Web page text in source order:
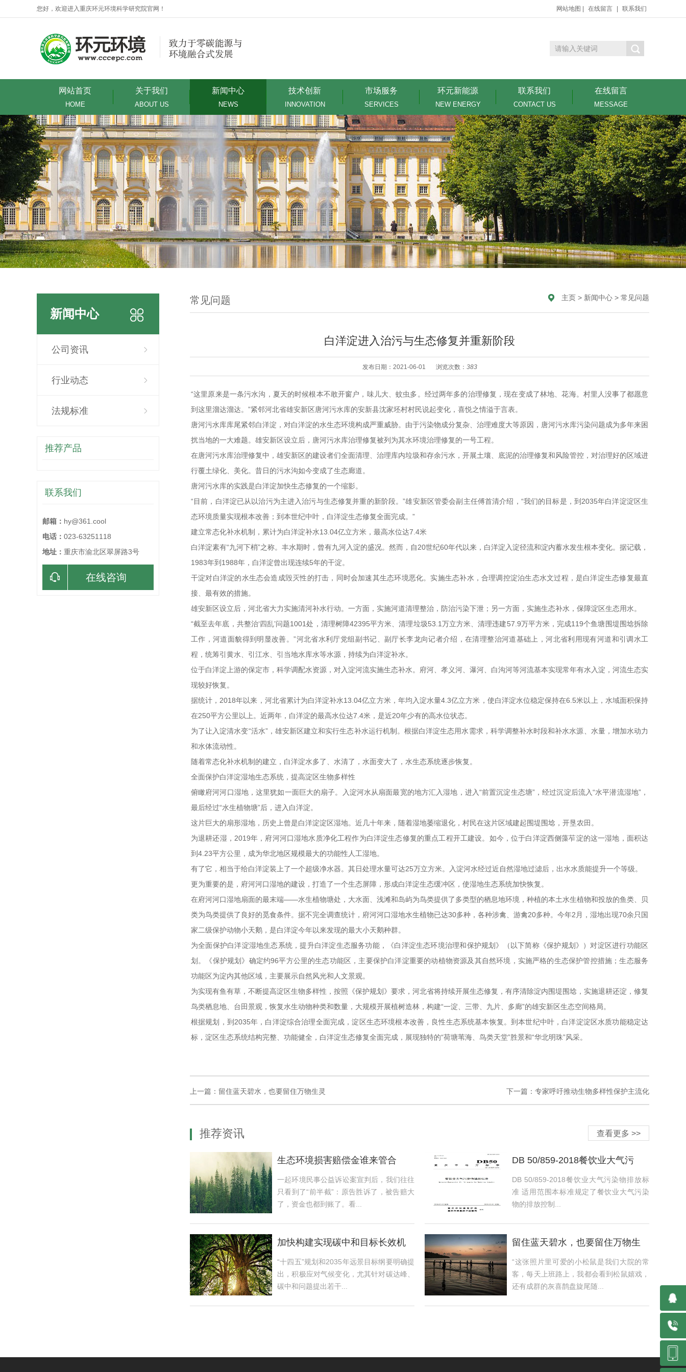
您好，欢迎进入重庆环元环境科学研究院官网！ 网站地图 在线留言 联系我们
网站首页
HOME
关于我们
ABOUT US
新闻中心
NEWS
技术创新
INNOVATION
市场服务
SERVICES
环元新能源
NEW ENERGY
联系我们
CONTACT US
在线留言
MESSAGE
新闻中心
公司资讯
行业动态
法规标准
推荐产品
联系我们
邮箱： hy@361.cool
电话： 023-63251118
地址： 重庆市渝北区翠屏路3号
在线咨询
主页 > 新闻中心 > 常见问题
常见问题
白洋淀进入治污与生态修复并重新阶段
发布日期：2021-06-01 浏览次数： 383
“这里原来是一条污水沟，夏天的时候根本不敢开窗户，味儿大、蚊虫多。经过两年多的治理修复，现在变成了林地、花海。村里人没事了都愿意
到这里溜达溜达。”紧邻河北省雄安新区唐河污水库的安新县沈家坯村村民说起变化，喜悦之情溢于言表。
唐河污水库库尾紧邻白洋淀，对白洋淀的水生态环境构成严重威胁。由于污染物成分复杂、治理难度大等原因，唐河污水库污染问题成为多年来困
扰当地的一大难题。雄安新区设立后，唐河污水库治理修复被列为其水环境治理修复的一号工程。
在唐河污水库治理修复中，雄安新区的建设者们全面清理、治理库内垃圾和存余污水，开展土壤、底泥的治理修复和风险管控，对治理好的区域进
行覆土绿化、美化。昔日的污水沟如今变成了生态廊道。
唐河污水库的实践是白洋淀加快生态修复的一个缩影。
“目前，白洋淀已从以治污为主进入治污与生态修复并重的新阶段。”雄安新区管委会副主任傅首清介绍，“我们的目标是，到2035年白洋淀淀区生
态环境质量实现根本改善；到本世纪中叶，白洋淀生态修复全面完成。”
建立常态化补水机制，累计为白洋淀补水13.04亿立方米，最高水位达7.4米
白洋淀素有“九河下梢”之称。丰水期时，曾有九河入淀的盛况。然而，自20世纪60年代以来，白洋淀入淀径流和淀内蓄水发生根本变化。据记载，
1983年到1988年，白洋淀曾出现连续5年的干淀。
干淀对白洋淀的水生态会造成毁灭性的打击，同时会加速其生态环境恶化。实施生态补水，合理调控淀泊生态水文过程，是白洋淀生态修复最直
接、最有效的措施。
雄安新区设立后，河北省大力实施清河补水行动。一方面，实施河道清理整治，防治污染下泄；另一方面，实施生态补水，保障淀区生态用水。
“截至去年底，共整治‘四乱’问题1001处，清理树障42395平方米、清理垃圾53.1万立方米、清理违建57.9万平方米，完成119个鱼塘围堤围埝拆除
工作，河道面貌得到明显改善。”河北省水利厅党组副书记、副厅长李龙向记者介绍，在清理整治河道基础上，河北省利用现有河道和引调水工
程，统筹引黄水、引江水、引当地水库水等水源，持续为白洋淀补水。
位于白洋淀上游的保定市，科学调配水资源，对入淀河流实施生态补水。府河、孝义河、瀑河、白沟河等河流基本实现常年有水入淀，河流生态实
现较好恢复。
据统计，2018年以来，河北省累计为白洋淀补水13.04亿立方米，年均入淀水量4.3亿立方米，使白洋淀水位稳定保持在6.5米以上，水域面积保持
在250平方公里以上。近两年，白洋淀的最高水位达7.4米，是近20年少有的高水位状态。
为了让入淀清水变“活水”，雄安新区建立和实行生态补水运行机制。根据白洋淀生态用水需求，科学调整补水时段和补水水源、水量，增加水动力
和水体流动性。
随着常态化补水机制的建立，白洋淀水多了、水清了，水面变大了，水生态系统逐步恢复。
全面保护白洋淀湿地生态系统，提高淀区生物多样性
俯瞰府河河口湿地，这里犹如一面巨大的扇子。入淀河水从扇面最宽的地方汇入湿地，进入“前置沉淀生态塘”，经过沉淀后流入“水平潜流湿地”，
最后经过“水生植物塘”后，进入白洋淀。
这片巨大的扇形湿地，历史上曾是白洋淀淀区湿地。近几十年来，随着湿地萎缩退化，村民在这片区域建起围堤围埝，开垦农田。
为退耕还湿，2019年，府河河口湿地水质净化工程作为白洋淀生态修复的重点工程开工建设。如今，位于白洋淀西侧藻苲淀的这一湿地，面积达
到4.23平方公里，成为华北地区规模最大的功能性人工湿地。
有了它，相当于给白洋淀装上了一个超级净水器。其日处理水量可达25万立方米。入淀河水经过近自然湿地过滤后，出水水质能提升一个等级。
更为重要的是，府河河口湿地的建设，打造了一个生态屏障，形成白洋淀生态缓冲区，使湿地生态系统加快恢复。
在府河河口湿地扇面的最末端——水生植物塘处，大水面、浅滩和岛屿为鸟类提供了多类型的栖息地环境，种植的本土水生植物和投放的鱼类、贝
类为鸟类提供了良好的觅食条件。据不完全调查统计，府河河口湿地水生植物已达30多种，各种涉禽、游禽20多种。今年2月，湿地出现70余只国
家二级保护动物小天鹅，是白洋淀今年以来发现的最大小天鹅种群。
为全面保护白洋淀湿地生态系统，提升白洋淀生态服务功能，《白洋淀生态环境治理和保护规划》（以下简称《保护规划》）对淀区进行功能区
划。《保护规划》确定约96平方公里的生态功能区，主要保护白洋淀重要的动植物资源及其自然环境，实施严格的生态保护管控措施；生态服务
功能区为淀内其他区域，主要展示自然风光和人文景观。
为实现有鱼有草，不断提高淀区生物多样性，按照《保护规划》要求，河北省将持续开展生态修复，有序清除淀内围堤围埝，实施退耕还淀，修复
鸟类栖息地、台田景观，恢复水生动物种类和数量，大规模开展植树造林，构建“一淀、三带、九片、多廊”的雄安新区生态空间格局。
根据规划，到2035年，白洋淀综合治理全面完成，淀区生态环境根本改善，良性生态系统基本恢复。到本世纪中叶，白洋淀淀区水质功能稳定达
标，淀区生态系统结构完整、功能健全，白洋淀生态修复全面完成，展现独特的“荷塘苇海、鸟类天堂”胜景和“华北明珠”风采。
上一篇：留住蓝天碧水，也要留住万物生灵 下一篇：专家呼吁推动生物多样性保护主流化
查看更多 >>
推荐资讯
生态环境损害赔偿金谁来管合
适？
一起环境民事公益诉讼案宣判后，我们往往
只看到了“前半截”：原告胜诉了，被告赔大
了，资金也都到账了。看...
DB 50/859-2018餐饮业大气污
DB 50/859-2018餐饮业大气污染物排放标
准 适用范围本标准规定了餐饮业大气污染
物的排放控制...
加快构建实现碳中和目标长效机
制
“十四五”规划和2035年远景目标纲要明确提
出，积极应对气候变化，尤其针对碳达峰、
碳中和问题提出若干...
留住蓝天碧水，也要留住万物生
灵
“这张照片里可爱的小松鼠是我们大院的常
客，每天上班路上，我都会看到松鼠嬉戏，
还有成群的灰喜鹊盘旋尾随...